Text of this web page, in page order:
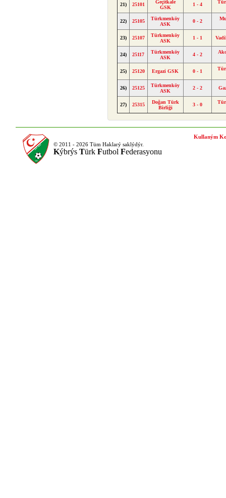
21) 25101
Geçitkale
GSK
1 - 4
22) 25105
Türkmenköy
ASK
0 - 2
23) 25107
Türkmenköy
ASK
1 - 1
24) 25117
Türkmenköy
ASK
4 - 2
25) 25120 Ergazi GSK 0 - 1
26) 25125
Türkmenköy
ASK
2 - 2
27) 25315
Doğan Türk
Birliği
3 - 0
© 2011 - 2026 Tüm Haklarý saklýdýr.
Kýbrýs Türk Futbol Federasyonu
Kullaným